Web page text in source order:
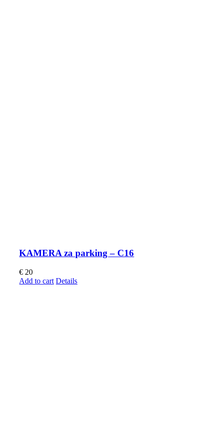
KAMERA za parking – C16
€ 20
Add to cart Details